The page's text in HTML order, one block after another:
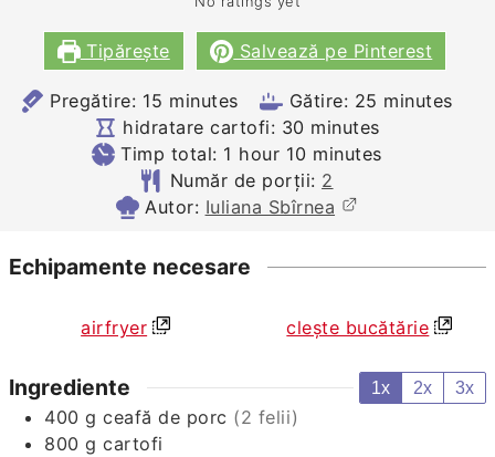
Tipărește Salvează pe Pinterest
Pregătire: 15 minutes
minutes Gătire: 25 minutes
minutes
hidratare cartofi: 30minutes
minutes
Timp total: 1 hour
hour 10minutes
minutes
Număr de porții: 2
Autor: Iuliana Sbîrnea
Echipamente necesare
airfryer clește bucătărie
Ingrediente 1x 2x 3x
400 g ceafă de porc (2 felii)
800 g cartofi